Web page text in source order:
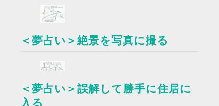
＜夢占い＞絶景を写真に撮る
＜夢占い＞誤解して勝手に住居に
入る